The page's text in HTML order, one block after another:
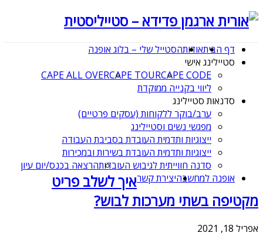
דף הביתאודותהסטייל שלי – בלוג אופנה
סטיילינג אישי
CAPE CODE
CAPE TOUR
CAPE ALL OVER
ליווי בקנייה ממוקדת
סדנאות סטיילינג
ערב/בוקר ללקוחות (עסקים פרטיים)
מפגשי נשים וסטיילינג
ייצוגיות ותדמית העובדת בסביבת העבודה
ייצוגיות ותדמית העובדת בשירות ובמכירות
סדנה חווייתית לגיבוש העובדותהרצאה בכנס/יום עיון
אופנה למחשבהיצירת קשראיך לשלב פריט
מקטיפה בשתי מערכות לבוש?
אפריל 18, 2021